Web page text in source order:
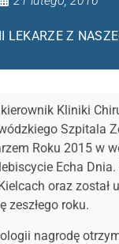
LEKARZE Z
Kliniki
Szpitala
Roku 2015 w
Echa Dnia.
oraz został
zeszłego roku.
nagrodę